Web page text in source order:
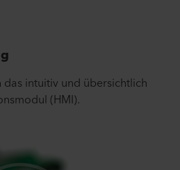
intuitiv und übersichtlich
(HMI).